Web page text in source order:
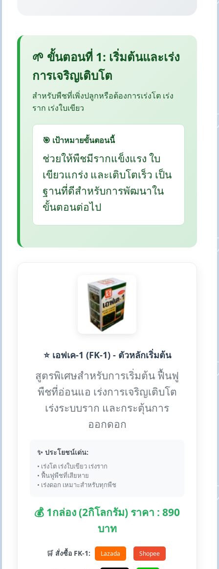
🌱 ขั้นตอนที่ 1: เริ่มต้นและเร่ง
การเจริญเติบโต
สำหรับพืชที่เพิ่งปลูกหรือต้องการเร่งโต เร่ง
ราก เร่งใบเขียว
🎯 เป้าหมายขั้นตอนนี้
ช่วยให้พืชมีรากแข็งแรง ใบ
เขียวแกร่ง และเติบโตเร็ว เป็น
ฐานที่ดีสำหรับการพัฒนาใน
ขั้นตอนต่อไป
⭐ เอฟเค-1 (FK-1) - ตัวหลักเริ่มต้น
สูตรพิเศษสำหรับการเริ่มต้น ฟื้นฟู
พืชที่อ่อนแอ เร่งการเจริญเติบโต
เร่งระบบราก และกระตุ้นการ
ออกดอก
✨ ประโยชน์เด่น:
• เร่งโต เร่งใบเขียว เร่งราก
• ฟื้นฟูพืชที่เสียหาย
• เร่งดอก เหมาะสำหรับทุกพืช
💰 1กล่อง (2กิโลกรัม) ราคา : 890
บาท
🛒 สั่งซื้อ FK-1: Lazada Shopee